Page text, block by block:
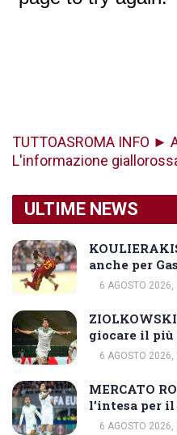
TUTTOASROMA INFO ►
L'informazione
ULTIME NEWS
anche per
6 AGOSTO 2026,
giocare il più
6 AGOSTO
MERCATO
l’intesa per
6 AGOSTO 2026,